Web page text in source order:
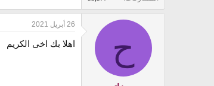
ح
26 أبريل 2021
اهلا بك اخى الكريم